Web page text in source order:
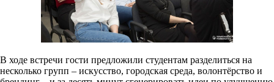
В ходе встречи гости предложили студентам разделиться на
несколько групп – искусство, городская среда, волонтёрство и